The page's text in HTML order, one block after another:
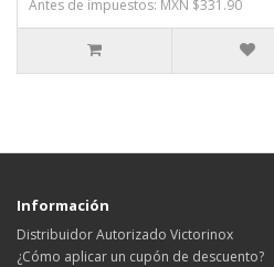
Antes de impuestos: MXN $331.90
Información
Distribuidor Autorizado Victorinox
¿Cómo aplicar un cupón de descuento?